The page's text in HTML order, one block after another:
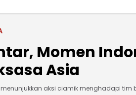
Momen
Asia
aksi ciamik menghadapi tim